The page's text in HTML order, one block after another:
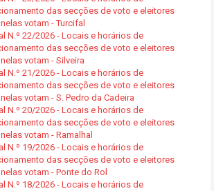
das secções de voto e eleitores
votam - Turcifal
N.º 22/2026 - Locais e horários de
das secções de voto e eleitores
votam - Silveira
N.º 21/2026 - Locais e horários de
das secções de voto e eleitores
votam - S. Pedro da Cadeira
N.º 20/2026 - Locais e horários de
das secções de voto e eleitores
votam - Ramalhal
N.º 19/2026 - Locais e horários de
das secções de voto e eleitores
votam - Ponte do Rol
N.º 18/2026 - Locais e horários de